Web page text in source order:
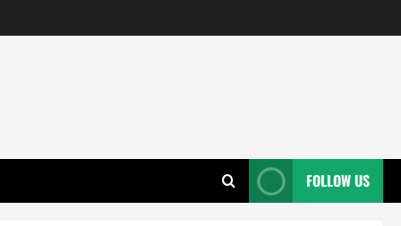
FOLLOW US